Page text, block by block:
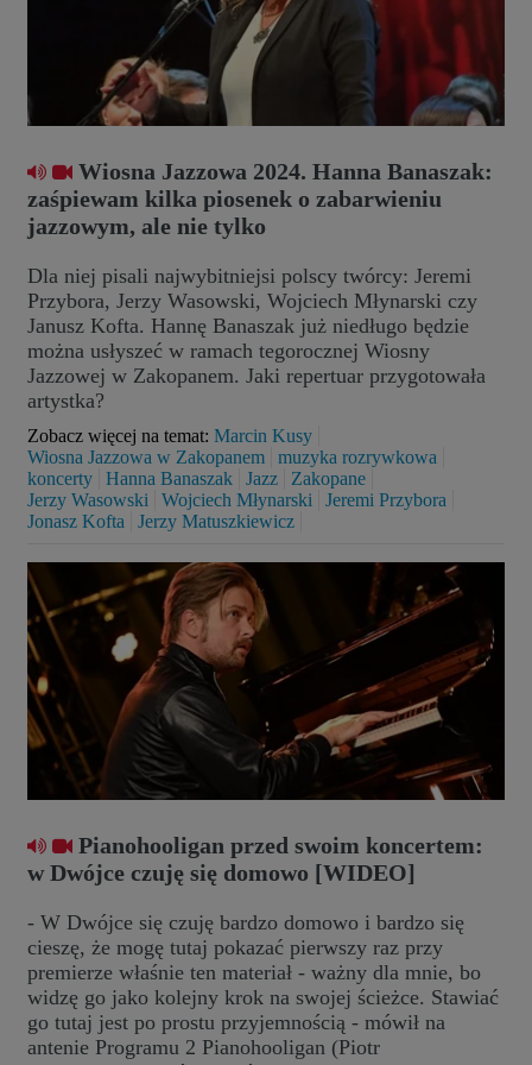
Wiosna Jazzowa 2024. Hanna Banaszak:
zaśpiewam kilka piosenek o zabarwieniu
jazzowym, ale nie tylko
Dla niej pisali najwybitniejsi polscy twórcy: Jeremi
Przybora, Jerzy Wasowski, Wojciech Młynarski czy
Janusz Kofta. Hannę Banaszak już niedługo będzie
można usłyszeć w ramach tegorocznej Wiosny
Jazzowej w Zakopanem. Jaki repertuar przygotowała
artystka?
Zobacz więcej na temat: Marcin Kusy
Wiosna Jazzowa w Zakopanem
muzyka rozrywkowa
koncerty
Hanna Banaszak Jazz
Zakopane
Jerzy Wasowski
Wojciech Młynarski
Jeremi Przybora
Jonasz Kofta
Jerzy Matuszkiewicz
Pianohooligan przed swoim koncertem:
w Dwójce czuję się domowo [WIDEO]
- W Dwójce się czuję bardzo domowo i bardzo się
cieszę, że mogę tutaj pokazać pierwszy raz przy
premierze właśnie ten materiał - ważny dla mnie, bo
widzę go jako kolejny krok na swojej ścieżce. Stawiać
go tutaj jest po prostu przyjemnością - mówił na
antenie Programu 2 Pianohooligan (Piotr